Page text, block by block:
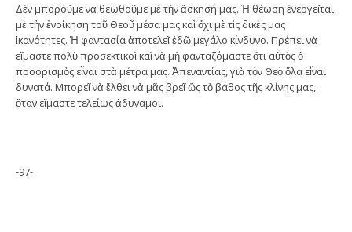
Δὲν μποροῦμε νὰ θεωθοῦμε μὲ τὴν ἄσκησή μας. Ἡ θέωση ἐνεργεῖται
μὲ τὴν ἐνοίκηση τοῦ Θεοῦ μέσα μας καὶ ὄχι μὲ τὶς δικὲς μας
ἱκανότητες. Ἡ φαντασία ἀποτελεῖ ἐδῶ μεγάλο κίνδυνο. Πρέπει νὰ
εἴμαστε πολὺ προσεκτικοὶ καὶ νὰ μὴ φανταζόμαστε ὅτι αὐτὸς ὁ
προορισμὸς εἶναι στὰ μέτρα μας. Ἀπεναντίας, γιὰ τὸν Θεὸ ὅλα εἶναι
δυνατά. Μπορεῖ νὰ ἔλθει νὰ μᾶς βρεῖ ὥς τὸ βάθος τῆς κλίνης μας,
ὅταν εἴμαστε τελείως ἀδυναμοι.
-97-